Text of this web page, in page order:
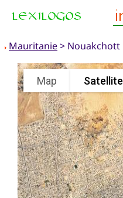
Mauritanie> Nouakchott
Map Satellite